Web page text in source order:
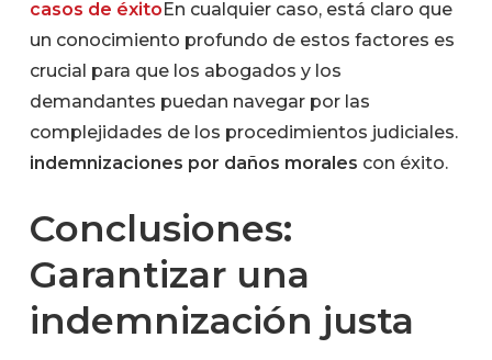
casos de éxitoEn cualquier caso, está claro que
un conocimiento profundo de estos factores es
crucial para que los abogados y los
demandantes puedan navegar por las
complejidades de los procedimientos judiciales.
indemnizaciones por daños morales con éxito.
Conclusiones:
Garantizar una
indemnización justa